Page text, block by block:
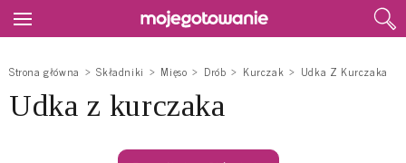
Strona główna Składniki Mięso Drób Kurczak Udka Z Kurczaka
Udka z kurczaka